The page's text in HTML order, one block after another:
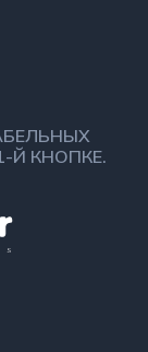
Й КНОПКЕ.